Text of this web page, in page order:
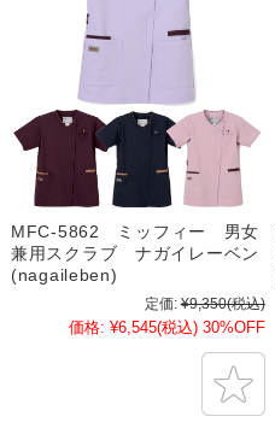
MFC-5862 ミッフィー 男女
兼用スクラブ ナガイレーベン
(nagaileben)
定価: ¥9,350(税込)
価格: ¥6,545(税込) 30%OFF